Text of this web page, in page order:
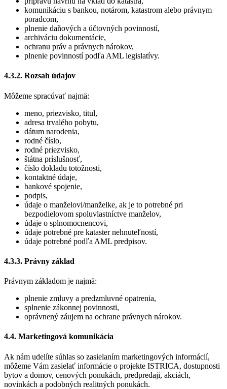
komunikáciu s bankou, notárom, katastrom alebo právnym
poradcom,
plnenie daňových a účtovných povinností,
archiváciu dokumentácie,
ochranu práv a právnych nárokov,
plnenie povinností podľa AML legislatívy.
4.3.2. Rozsah údajov
Môžeme spracúvať najmä:
meno, priezvisko, titul,
adresa trvalého pobytu,
dátum narodenia,
rodné číslo,
rodné priezvisko,
štátna príslušnosť,
číslo dokladu totožnosti,
kontaktné údaje,
bankové spojenie,
podpis,
údaje o manželovi/manželke, ak je to potrebné pri
bezpodielovom spoluvlastníctve manželov,
údaje o splnomocnencovi,
údaje potrebné pre kataster nehnuteľností,
údaje potrebné podľa AML predpisov.
4.3.3. Právny základ
Právnym základom je najmä:
plnenie zmluvy a predzmluvné opatrenia,
splnenie zákonnej povinnosti,
oprávnený záujem na ochrane právnych nárokov.
4.4. Marketingová komunikácia
Ak nám udelíte súhlas so zasielaním marketingových informácií,
môžeme Vám zasielať informácie o projekte ISTRICA, dostupnosti
bytov a domov, cenových ponukách, predpredaji, akciách,
novinkách a podobných realitných ponukách.